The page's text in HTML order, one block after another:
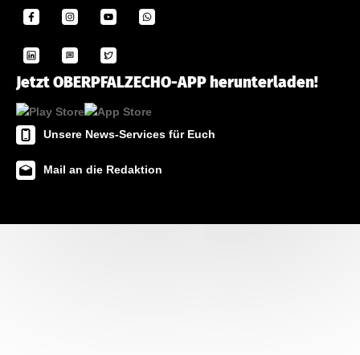
Jetzt OBERPFALZECHO-APP herunterladen!
Unsere News-Services für Euch
Mail an die Redaktion